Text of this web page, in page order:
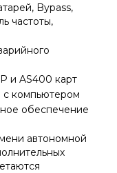
Bypass,
частоты,
и AS400 карт
с компьютером
обеспечение
автономной